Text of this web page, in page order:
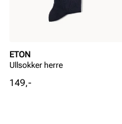
ETON
Ullsokker herre
Pris
149,-